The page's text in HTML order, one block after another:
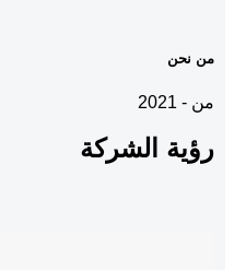
من نحن
من - 2021
رؤية الشركة